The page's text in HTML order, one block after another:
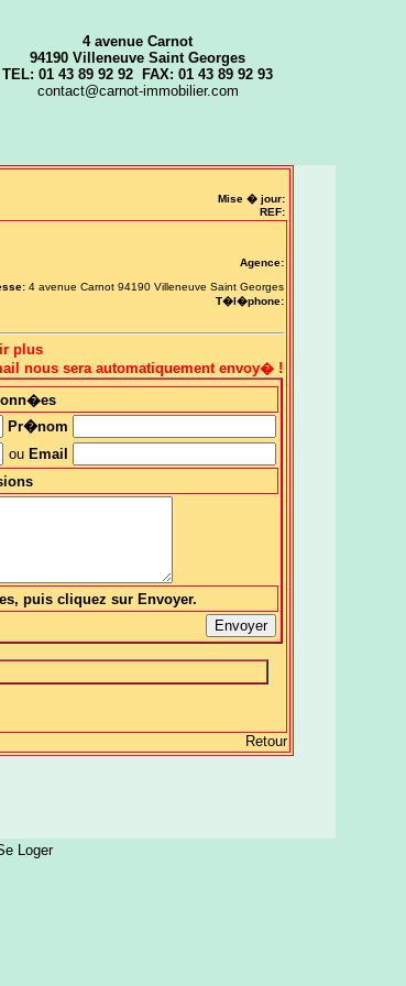
4 avenue Carnot
94190 Villeneuve Saint Georges
TEL: 01 43 89 92 92 FAX: 01 43 89 92 93
contact@carnot-immobilier.com
Mise � jour:
REF:
Agence:
4 avenue Carnot 94190 Villeneuve Saint Georges
T�l�phone:
plus
nous sera automatiquement envoy� !
Pr�nom
ou Email
puis cliquez sur Envoyer.
Retour
Loger